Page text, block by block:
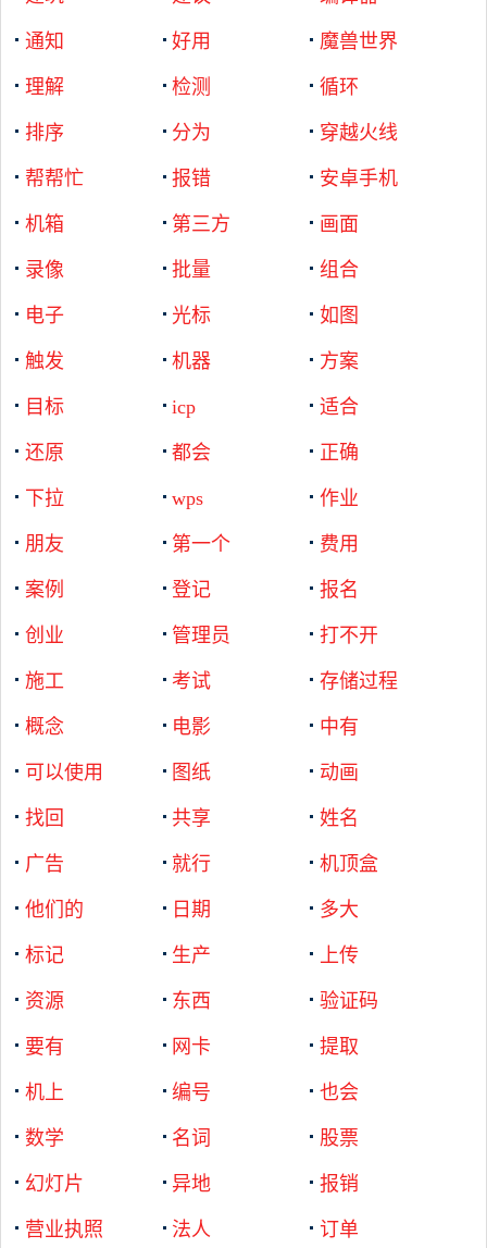
通知 好用 魔兽世界
理解 检测 循环
排序 分为 穿越火线
帮帮忙 报错 安卓手机
机箱 第三方 画面
录像 批量 组合
电子 光标 如图
触发 机器 方案
目标 icp 适合
还原 都会 正确
下拉 wps 作业
朋友 第一个 费用
案例 登记 报名
创业 管理员 打不开
施工 考试 存储过程
概念 电影 中有
可以使用 图纸 动画
找回 共享 姓名
广告 就行 机顶盒
他们的 日期 多大
标记 生产 上传
资源 东西 验证码
要有 网卡 提取
机上 编号 也会
数学 名词 股票
幻灯片 异地 报销
营业执照 法人 订单